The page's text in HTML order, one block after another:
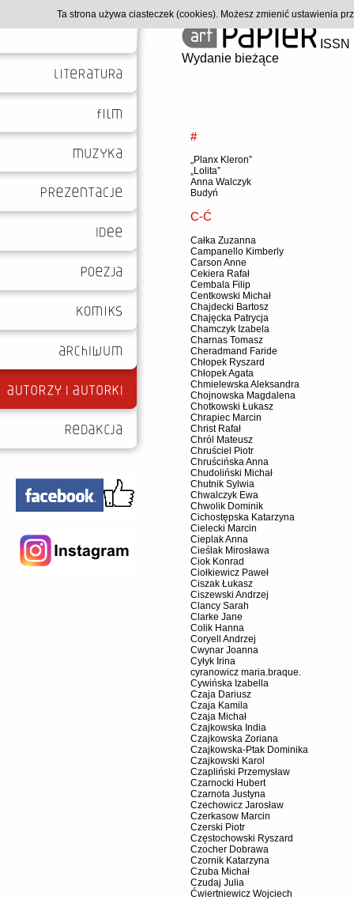
Wydanie bieżące
#
„Planx Kleron”
„Lolita”
Anna Walczyk
Budyń
C-Ć
Całka Zuzanna
Campanello Kimberly
Carson Anne
Cekiera Rafał
Cembala Filip
Centkowski Michał
Chajdecki Bartosz
Chajęcka Patrycja
Chamczyk Izabela
Charnas Tomasz
Cheradmand Faride
Chłopek Ryszard
Chłopek Agata
Chmielewska Aleksandra
Chojnowska Magdalena
Chotkowski Łukasz
Chrapiec Marcin
Christ Rafał
Chról Mateusz
Chruściel Piotr
Chruścińska Anna
Chudoliński Michał
Chutnik Sylwia
Chwalczyk Ewa
Chwolik Dominik
Cichostępska Katarzyna
Cielecki Marcin
Cieplak Anna
Cieślak Mirosława
Ciok Konrad
Ciołkiewicz Paweł
Ciszak Łukasz
Ciszewski Andrzej
Clancy Sarah
Clarke Jane
Colik Hanna
Coryell Andrzej
Cwynar Joanna
Cyłyk Irina
cyranowicz maria.braque.
Cywińska Izabella
Czaja Dariusz
Czaja Kamila
Czaja Michał
Czajkowska India
Czajkowska Zoriana
Czajkowska-Ptak Dominika
Czajkowski Karol
Czapliński Przemysław
Czarnocki Hubert
Czarnota Justyna
Czechowicz Jarosław
Czerkasow Marcin
Czerski Piotr
Częstochowski Ryszard
Czocher Dobrawa
Czornik Katarzyna
Czuba Michał
Czudaj Julia
Ćwiertniewicz Wojciech
Ta strona używa ciasteczek (cookies). Możesz zmienić ustawienia